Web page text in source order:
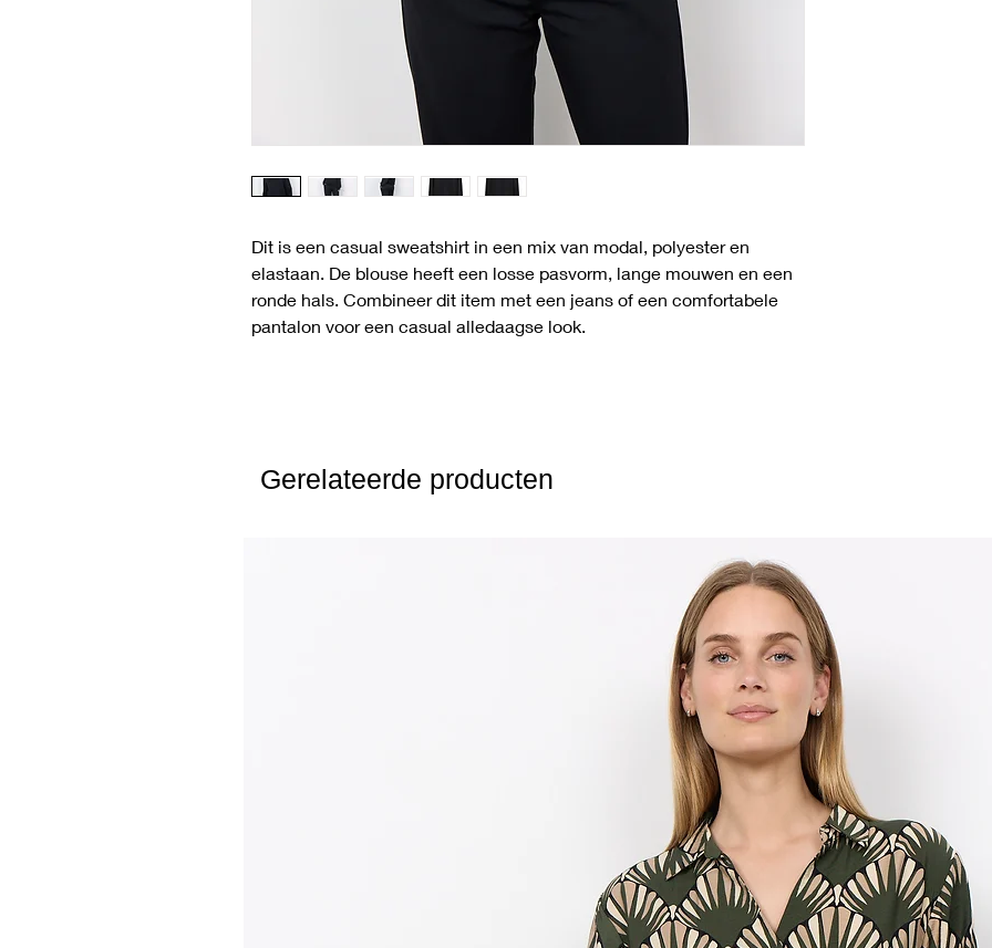
Dit is een casual sweatshirt in een mix van modal, polyester en
elastaan. De blouse heeft een losse pasvorm, lange mouwen en een
ronde hals. Combineer dit item met een jeans of een comfortabele
pantalon voor een casual alledaagse look.
Gerelateerde producten